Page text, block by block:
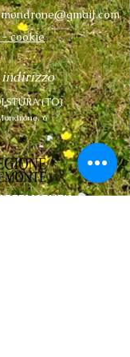
cookie
STURA(TO)
6